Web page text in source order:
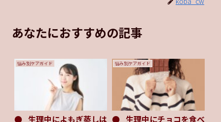
あなたにおすすめの記事
悩み別ケアガイド 悩み別ケアガイド